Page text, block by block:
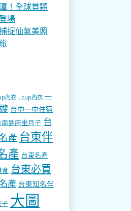
！全球首顆
場
捉仙氣美照
內衣 i cup內衣 一
台中一中住宿
南到府坐月子 台
產 台東伴
產 台東名產
食 台東必買
產 台東知名伴
子 大圖